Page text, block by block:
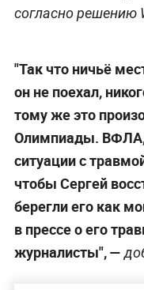
согласно решению
"Так что ничьё
он не поехал,
тому же это
Олимпиады. ВФЛА,
ситуации с
чтобы Сергей
берегли его как
в прессе о его
журналисты", —